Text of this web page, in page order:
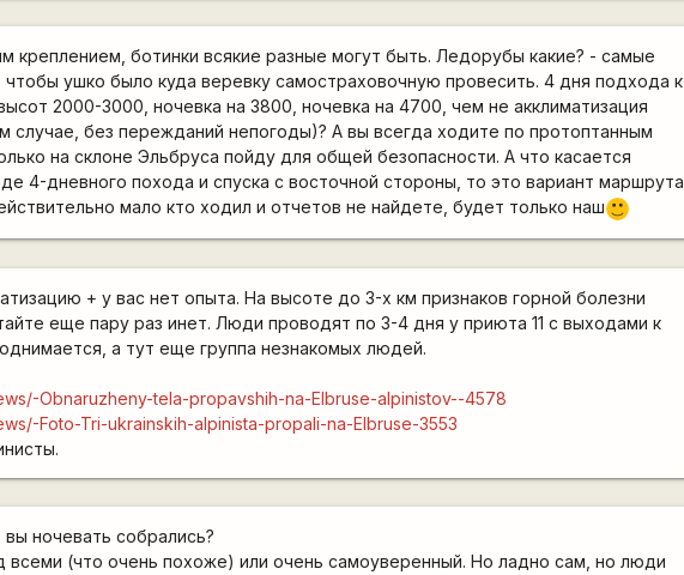
креплением, ботинки всякие разные могут быть. Ледорубы какие? - самые
чтобы ушко было куда веревку самостраховочную провесить. 4 дня подхода к
2000-3000, ночевка на 3800, ночевка на 4700, чем не акклиматизация
случае, без пережданий непогоды)? А вы всегда ходите по протоптанным
на склоне Эльбруса пойду для общей безопасности. А что касается
4-дневного похода и спуска с восточной стороны, то это вариант маршрута
мало кто ходил и отчетов не найдете, будет только наш :)
+ у вас нет опыта. На высоте до 3-х км признаков горной болезни
еще пару раз инет. Люди проводят по 3-4 дня у приюта 11 с выходами к
а тут еще группа незнакомых людей.
Obnaruzheny-tela-propavshih-na-Elbruse-alpinistov--4578
Foto-Tri-ukrainskih-alpinista-propali-na-Elbruse-3553
вы ночевать собрались?
всеми (что очень похоже) или очень самоуверенный. Но ладно сам, но люди